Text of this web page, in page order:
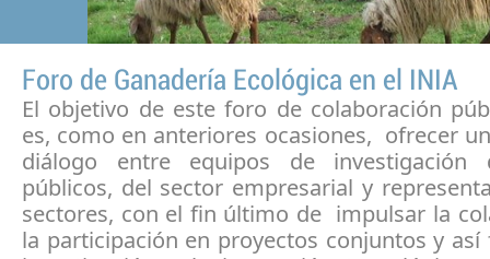
Foro de Ganadería Ecológica en el INIA
El objetivo de este foro de colaboración
es, como en anteriores ocasiones, ofrecer
diálogo entre equipos de investigación
públicos, del sector empresarial y
sectores, con el fin último de impulsar la
la participación en proyectos conjuntos y